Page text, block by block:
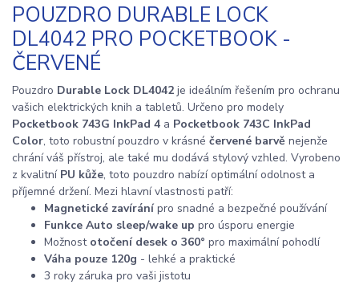
POUZDRO DURABLE LOCK
DL4042 PRO POCKETBOOK -
ČERVENÉ
Pouzdro Durable Lock DL4042 je ideálním řešením pro ochranu
vašich elektrických knih a tabletů. Určeno pro modely
Pocketbook 743G InkPad 4 a Pocketbook 743C InkPad
Color, toto robustní pouzdro v krásné červené barvě nejenže
chrání váš přístroj, ale také mu dodává stylový vzhled. Vyrobeno
z kvalitní PU kůže, toto pouzdro nabízí optimální odolnost a
příjemné držení. Mezi hlavní vlastnosti patří:
Magnetické zavíránípro snadné a bezpečné používání
Funkce Auto sleep/wake up pro úsporu energie
Možnost otočení desek o 360° pro maximální pohodlí
Váha pouze 120g - lehké a praktické
3 roky záruka pro vaši jistotu